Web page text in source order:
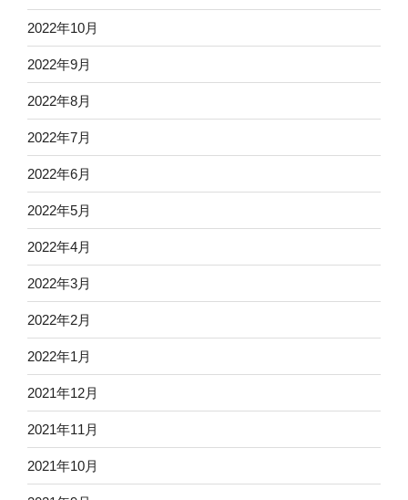
2022年10月
2022年9月
2022年8月
2022年7月
2022年6月
2022年5月
2022年4月
2022年3月
2022年2月
2022年1月
2021年12月
2021年11月
2021年10月